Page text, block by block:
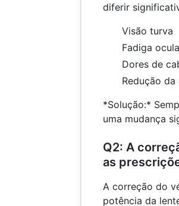
diferir
Visão turva
Fadiga
Dores de
Redução
*Solução:*
uma mudança
Q2: A
as
A correção do
potência da